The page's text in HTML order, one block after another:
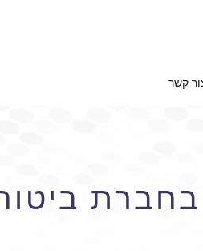
קשר